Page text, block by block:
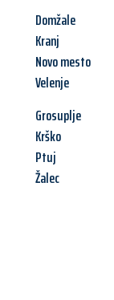
Domžale
Kranj
Novo mesto
Velenje
Grosuplje
Krško
Ptuj
Žalec